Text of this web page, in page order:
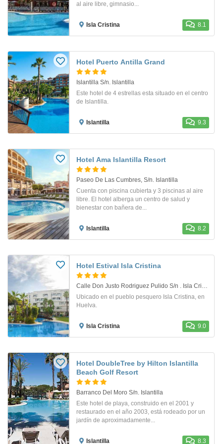
al aire libre, gimnasio...
Isla Cristina 8.1
Hotel Puerto Antilla Grand
Islantilla S/n. Islantilla
Este hotel de 4 estrellas esta situado en el centro
de Islantilla.
Islantilla 9.3
Hotel Ama Islantilla Resort
Paseo De Las Cumbres, S/n. Islantilla
Cuenta con piscina cubierta y 3 piscinas al aire
libre. El hotel alberga un centro de salud y
bienestar con bañera de...
Islantilla 8.2
Hotel Estival Isla Cristina
Calle Don Justo Rodriguez Pulido S/n . Isla Cristina
Ubicado en el pueblo pesquero Isla Cristina, en
Huelva.
Isla Cristina 9.0
Hotel DoubleTree by Hilton Islantilla
Beach Golf Resort
Barranco Del Moro S/n. Islantilla
Este hotel de playa, construido en el 2001 y
restaurado en el año 2003, está rodeado por un
jardín de aproximadamente...
Islantilla 8.3